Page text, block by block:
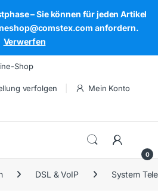
– Sie können für jeden Artikel
anfordern.
Verwerfen
Shop
verfolgen Mein Konto
0
DSL & VoIP System